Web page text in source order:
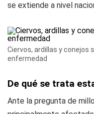
se extiende a nivel
Ciervos, ardillas y conejos
enfermedad
De qué se trata
Ante la pregunta de